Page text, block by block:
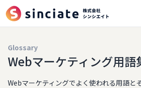
Glossary
Webマーケティング用語
Webマーケティングでよく使われる用語と